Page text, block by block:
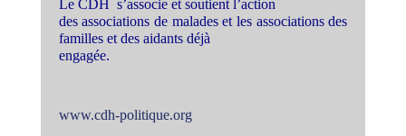
Le CDH s’associe et soutient l’action
des associations de malades et les associations des
familles et des aidants déjà
engagée.
www.cdh-politique.org